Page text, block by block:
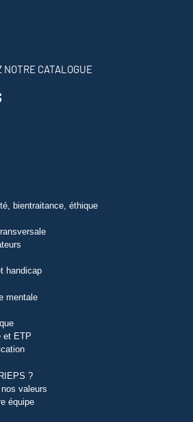
CATALOGUE
bientraitance, éthique
handicap
mentale
et ETP
?
valeurs
équipe